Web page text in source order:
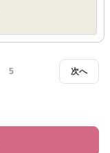
次へ
5